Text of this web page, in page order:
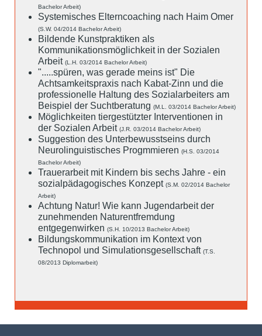
Bachelor Arbeit)
Systemisches Elterncoaching nach Haim Omer
(S.W. 04/2014 Bachelor Arbeit)
Bildende Kunstpraktiken als
Kommunikationsmöglichkeit in der Sozialen
Arbeit (L.H. 03/2014 Bachelor Arbeit)
".....spüren, was gerade meins ist" Die
Achtsamkeitspraxis nach Kabat-Zinn und die
professionelle Haltung des Sozialarbeiters am
Beispiel der Suchtberatung (M.L. 03/2014 Bachelor Arbeit)
Möglichkeiten tiergestützter Interventionen in
der Sozialen Arbeit (J.R. 03/2014 Bachelor Arbeit)
Suggestion des Unterbewusstseins durch
Neurolinguistisches Progmmieren (H.S. 03/2014
Bachelor Arbeit)
Trauerarbeit mit Kindern bis sechs Jahre - ein
sozialpädagogisches Konzept (S.M. 02/2014 Bachelor
Arbeit)
Achtung Natur! Wie kann Jugendarbeit der
zunehmenden Naturentfremdung
entgegenwirken (S.H. 10/2013 Bachelor Arbeit)
Bildungskommunikation im Kontext von
Technopol und Simulationsgesellschaft (T.S.
08/2013 Diplomarbeit)